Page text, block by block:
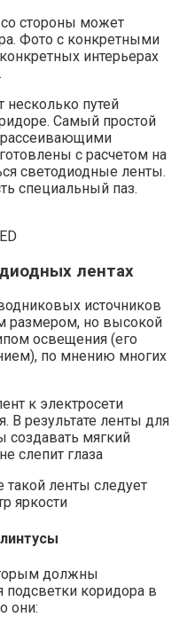
стороны может
Фото с конкретными
интерьерах
путей
Самый простой
рассеивающими
с расчетом на
светодиодные ленты.
специальный паз.
лентах
источников
размером, но высокой
освещения (его
по мнению многих
к электросети
В результате ленты для
создавать мягкий
слепит глаза
такой ленты следует
яркости
должны
подсветки коридора в
они: